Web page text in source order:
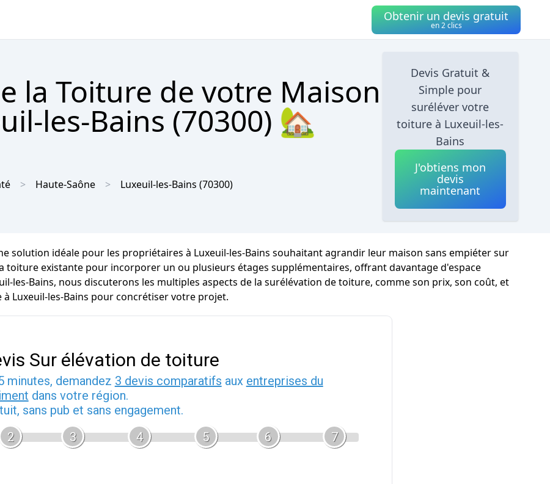
Obtenir un devis gratuit
en 2 clics
la Toiture de votre Maison
les-Bains (70300) 🏡
Haute-Saône Luxeuil-les-Bains (70300)
Devis Gratuit &
Simple pour
suréléver votre
toiture à Luxeuil-les-
Bains
J'obtiens mon
devis
maintenant
solution idéale pour les propriétaires à Luxeuil-les-Bains souhaitant agrandir leur maison sans empiéter sur
toiture existante pour incorporer un ou plusieurs étages supplémentaires, offrant davantage d'espace
les-Bains, nous discuterons les multiples aspects de la surélévation de toiture, comme son prix, son coût, et
Luxeuil-les-Bains pour concrétiser votre projet.
Sur élévation de toiture
minutes, demandez 3 devis comparatifs aux entreprises du
dans votre région.
sans pub et sans engagement.
2 3 4 5 6 7